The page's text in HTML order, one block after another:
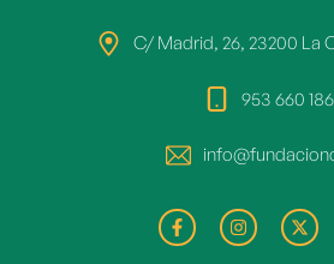
C/ Madrid, 26, 23200 La
953 660 186